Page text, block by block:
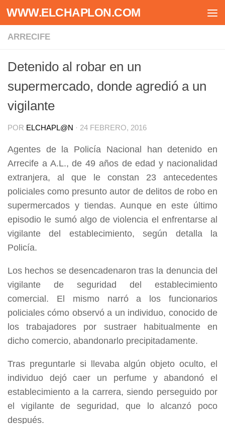
Saltar al contenido
WWW.ELCHAPLON.COM
ARRECIFE
Detenido al robar en un
supermercado, donde agredió a un
vigilante
POR ELCHAPL@N · 24 FEBRERO, 2016
Agentes de la Policía Nacional han detenido en
Arrecife a A.L., de 49 años de edad y nacionalidad
extranjera, al que le constan 23 antecedentes
policiales como presunto autor de delitos de robo en
supermercados y tiendas. Aunque en este último
episodio le sumó algo de violencia el enfrentarse al
vigilante del establecimiento, según detalla la
Policía.
Los hechos se desencadenaron tras la denuncia del
vigilante de seguridad del establecimiento
comercial. El mismo narró a los funcionarios
policiales cómo observó a un individuo, conocido de
los trabajadores por sustraer habitualmente en
dicho comercio, abandonarlo precipitadamente.
Tras preguntarle si llevaba algún objeto oculto, el
individuo dejó caer un perfume y abandonó el
establecimiento a la carrera, siendo perseguido por
el vigilante de seguridad, que lo alcanzó poco
después.